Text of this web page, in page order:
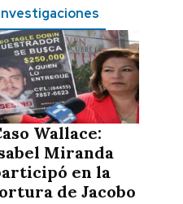
Wallace:
Miranda
en la
de Jacobo